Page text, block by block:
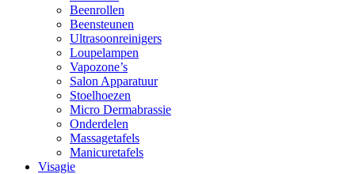
Beenrollen
Beensteunen
Ultrasoonreinigers
Loupelampen
Vapozone’s
Salon Apparatuur
Stoelhoezen
Micro Dermabrassie
Onderdelen
Massagetafels
Manicuretafels
Visagie